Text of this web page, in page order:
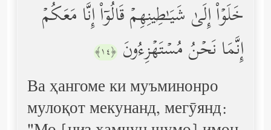
خَلَوۡاْ إِلَىٰ شَیَـٰطِینِهِمۡ قَالُوۤاْ إِنَّا مَعَكُمۡ
إِنَّمَا نَحۡنُ مُسۡتَهۡزِءُونَ ﴿١٤﴾
Ва ҳангоме ки муъминонро
мулоқот мекунанд, мегӯянд: